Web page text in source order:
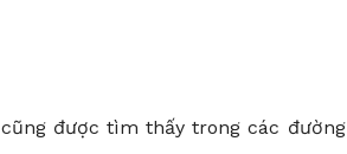
được tìm thấy trong các đường